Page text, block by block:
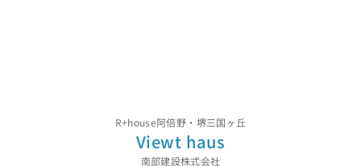
R+house阿倍野・堺三国ヶ丘
Viewt haus
南部建設株式会社
イベント